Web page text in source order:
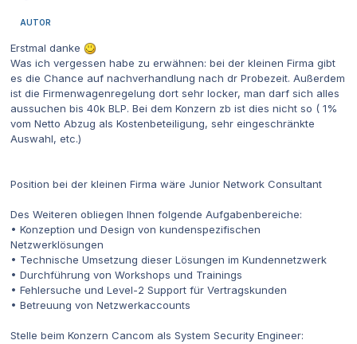
AUTOR
Erstmal danke
Was ich vergessen habe zu erwähnen: bei der kleinen Firma gibt
es die Chance auf nachverhandlung nach dr Probezeit. Außerdem
ist die Firmenwagenregelung dort sehr locker, man darf sich alles
aussuchen bis 40k BLP. Bei dem Konzern zb ist dies nicht so ( 1%
vom Netto Abzug als Kostenbeteiligung, sehr eingeschränkte
Auswahl, etc.)
Position bei der kleinen Firma wäre Junior Network Consultant
Des Weiteren obliegen Ihnen folgende Aufgabenbereiche:
• Konzeption und Design von kundenspezifischen
Netzwerklösungen
• Technische Umsetzung dieser Lösungen im Kundennetzwerk
• Durchführung von Workshops und Trainings
• Fehlersuche und Level-2 Support für Vertragskunden
• Betreuung von Netzwerkaccounts
Stelle beim Konzern Cancom als System Security Engineer: